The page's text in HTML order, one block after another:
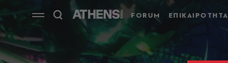
FORUM ΕΠΙΚΑΙΡΟΤΗΤΑ